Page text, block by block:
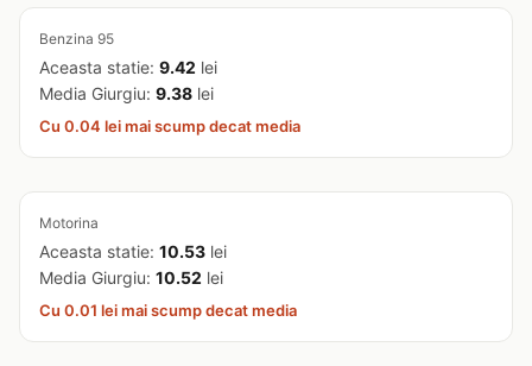
Benzina 95
Aceasta statie: 9.42 lei
Media Giurgiu: 9.38 lei
Cu 0.04 lei mai scump decat media
Motorina
Aceasta statie: 10.53 lei
Media Giurgiu: 10.52 lei
Cu 0.01 lei mai scump decat media